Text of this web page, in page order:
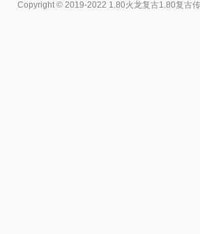
Copyright © 2019-2022 1.80火龙复古1.80复古